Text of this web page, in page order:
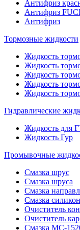
Антифриз
Антифриз
Антифриз
Тормозные жидкости
Жидкость
Жидкость
Жидкость
Жидкость
Жидкость
Гидравлические
Жидкость для
Жидкость Гур
Промывочные
Смазка шрус
Смазка шруса
Смазка
Смазка
Очиститель
Очиститель
Смазка МС-